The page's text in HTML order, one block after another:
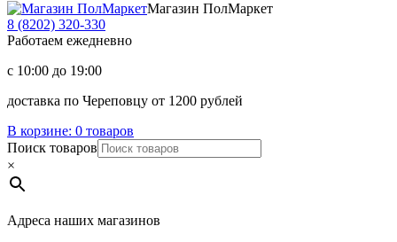
Магазин ПолМаркет
8 (8202) 320-330
Работаем ежедневно
с 10:00 до 19:00
доставка по Череповцу от 1200 рублей
В корзине: 0 товаров
Поиск товаров
×
Адреса наших магазинов